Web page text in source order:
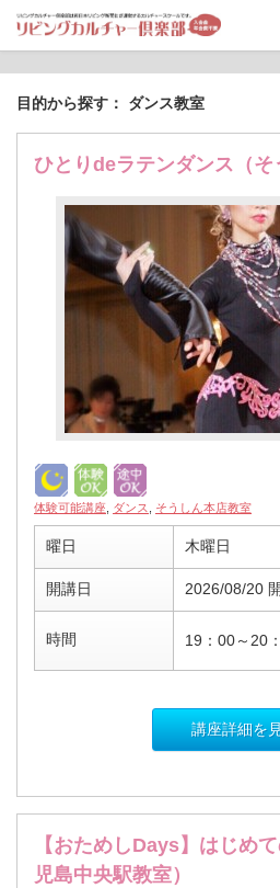
目的から探す： ダンス教室
ひとりdeラテンダンス（そ
体験可能講座, ダンス, そうしん本店教室
曜日 木曜日
開講日 2026/08/20
時間 19：00～20
講座詳細を
【おためしDays】はじめ
児島中央駅教室）